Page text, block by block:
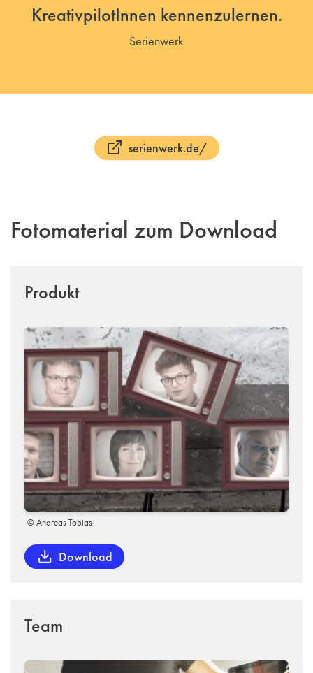
KreativpilotInnen kennenzulernen.
Serienwerk
serienwerk.de/
Fotomaterial zum Download
Produkt
© Andreas Tobias
Download
Team